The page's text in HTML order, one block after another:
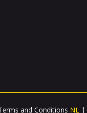
and Conditions NL|